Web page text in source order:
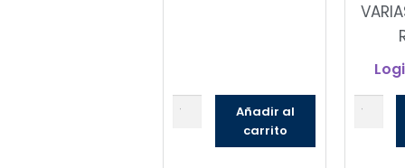
Añadir al
carrito